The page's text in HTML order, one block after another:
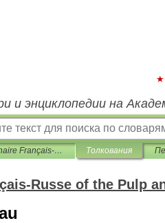
и энциклопедии на
Dictionnaire Français-Russe of the Pulp and Paper Industry Толкования
Russe of the Pulp